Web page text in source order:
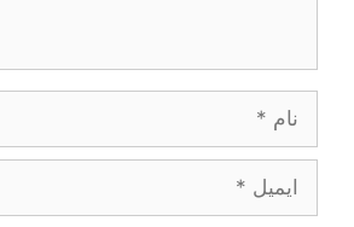
ایمیل